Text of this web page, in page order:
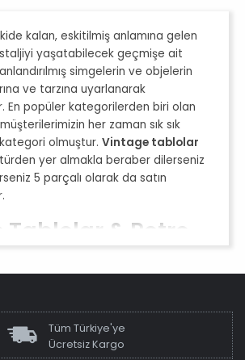
kalan, eskitilmiş anlamına gelen
yaşatabilecek geçmişe ait
simgelerin ve objelerin
ve tarzına uyarlanarak
En popüler kategorilerden biri olan
her zaman sık sık
olmuştur. Vintage tablolar
yer almakla beraber dilerseniz
5 parçalı olarak da satın
& Retro
ve simgeleri haline gelmiş bir ünlü ya
en bilinen sembolleri veyahut hiç bir
soyut vektörel çizimlerden
Tüm Türkiye'ye
Ücretsiz Kargo